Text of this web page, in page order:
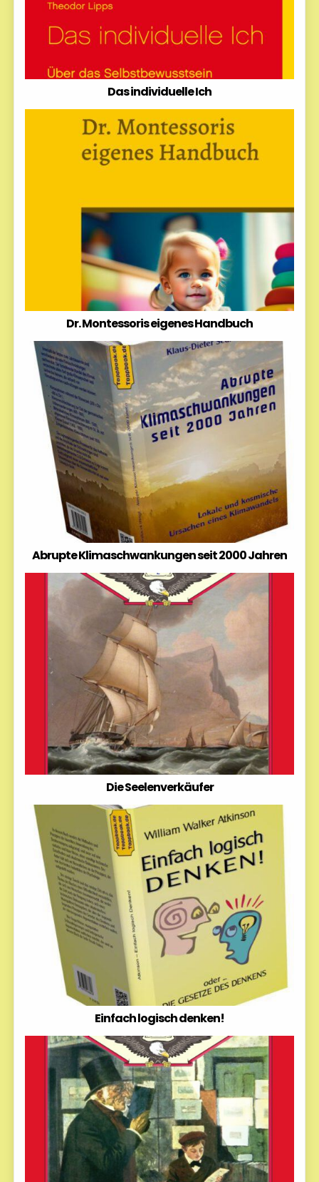
Das individuelle Ich
Dr. Montessoris eigenes Handbuch
Abrupte Klimaschwankungen seit 2000 Jahren
Die Seelenverkäufer
Einfach logisch denken!